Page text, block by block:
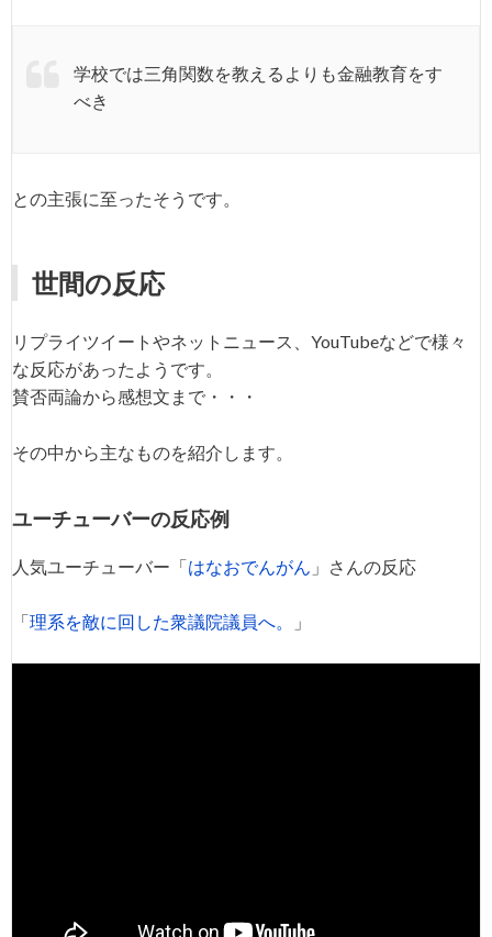
学校では三角関数を教えるよりも金融教育をす
べき
との主張に至ったそうです。
世間の反応
リプライツイートやネットニュース、YouTubeなどで様々
な反応があったようです。
賛否両論から感想文まで・・・
その中から主なものを紹介します。
ユーチューバーの反応例
人気ユーチューバー「はなおでんがん 」さんの反応
「理系を敵に回した衆議院議員へ。 」